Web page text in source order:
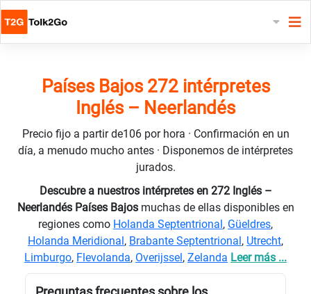
Países Bajos 272 intérpretes
Inglés – Neerlandés
Precio fijo a partir de106 por hora · Confirmación en un
día, a menudo mucho antes · Disponemos de intérpretes
jurados.
Descubre a nuestros intérpretes en 272 Inglés –
Neerlandés Países Bajos muchas de ellas disponibles en
regiones como Holanda Septentrional, Güeldres,
Holanda Meridional, Brabante Septentrional, Utrecht,
Limburgo, Flevolanda, Overijssel, Zelanda Leer más ...